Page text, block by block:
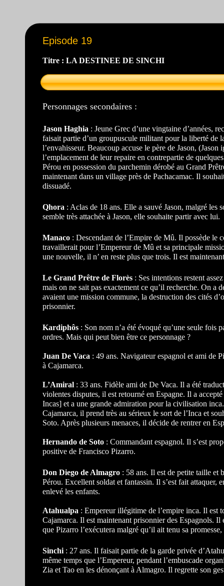
Episode 19
Titre : LA DESTINEE DE SINCHI
Personnages secondaires :
Jason Haghia : Jeune Grec d’une vingtaine d’années,
faisait partie d’un groupuscule militant pour la liberté de
l’envahisseur. Beaucoup accuse le père de Jason,
l’emplacement de leur repaire en contrepartie de
Pérou en possession du parchemin dérobé au Grand
maintenant dans un village près de Pachacamac. Il
dissuadé.
Qhora : Aclas de 18 ans. Elle a sauvé Jason, malgré
semble très attachée à Jason, elle souhaite partir avec lui.
Manaco : Descendant de l’Empire de Mû. Il possède le
travaillerait pour l’Empereur de Mû et sa principale
une nouvelle, il n’ en reste plus que trois. Il est
Le Grand Prêtre de Florès : Ses intentions restent
mais on ne sait pas exactement ce qu’il recherche. On a
avaient une mission commune, la destruction des cités
prisonnier.
Kardiphôs : Son nom n’a été évoqué qu’une seule fois
ordres. Mais qui peut bien être ce personnage ?
Juan De Vaca : 49 ans. Navigateur espagnol et ami de
à Cajamarca.
L’Amiral : 33 ans. Fidèle ami de De Vaca. Il a été
violentes disputes, il est retourné en Espagne. Il a
Incas] et a une grande admiration pour la civilisation
Cajamarca, il prend très au sérieux le sort de l’Inca et
Soto. Après plusieurs menaces, il décide de rentrer en
Hernando de Soto : Commandant espagnol. Il s’est
positive de Francisco Pizarro.
Don Diego de Almagro : 58 ans. Il est de petite taille et
Pérou. Excellent soldat et fantassin. Il s’est fait attaquer,
enlevé les enfants.
Atahualpa : Empereur illégitime de l’empire inca. Il est
Cajamarca. Il est maintenant prisonnier des Espagnols.
que Pizarro l’exécutera malgré qu’il ait tenu sa
Sinchi : 27 ans. Il faisait partie de la garde privée
même temps que l’Empereur, pendant l’embuscade
Zia et Tao en les dénonçant à Almagro. Il regrette son